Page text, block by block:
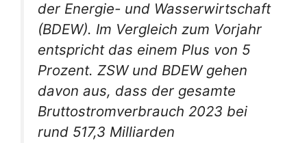
der Energie- und Wasserwirtschaft
(BDEW). Im Vergleich zum Vorjahr
entspricht das einem Plus von 5
Prozent. ZSW und BDEW gehen
davon aus, dass der gesamte
Bruttostromverbrauch 2023 bei
rund 517,3 Milliarden